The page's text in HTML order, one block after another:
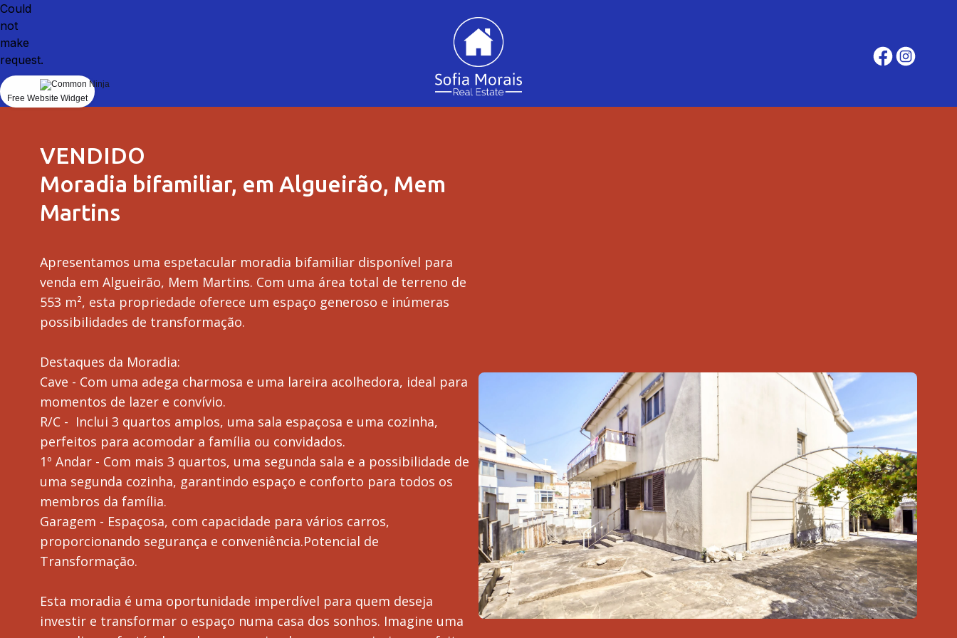
VENDIDO
Moradia bifamiliar, em Algueirão, Mem
Martins
Apresentamos uma espetacular moradia bifamiliar disponível para
venda em Algueirão, Mem Martins. Com uma área total de terreno de
553 m², esta propriedade oferece um espaço generoso e inúmeras
possibilidades de transformação.
Destaques da Moradia:
Cave - Com uma adega charmosa e uma lareira acolhedora, ideal para
momentos de lazer e convívio.
R/C - Inclui 3 quartos amplos, uma sala espaçosa e uma cozinha,
perfeitos para acomodar a família ou convidados.
1º Andar - Com mais 3 quartos, uma segunda sala e a possibilidade de
uma segunda cozinha, garantindo espaço e conforto para todos os
membros da família.
Garagem - Espaçosa, com capacidade para vários carros,
proporcionando segurança e conveniência.Potencial de
Transformação.
Esta moradia é uma oportunidade imperdível para quem deseja
investir e transformar o espaço numa casa dos sonhos. Imagine uma
Could
not
make
request.
Free Website Widget